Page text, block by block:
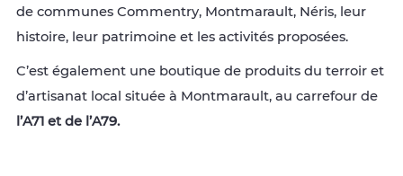
de communes Commentry, Montmarault, Néris, leur
histoire, leur patrimoine et les activités proposées.
C’est également une boutique de produits du terroir et
d’artisanat local située à Montmarault, au carrefour de
l’A71 et de l’A79.